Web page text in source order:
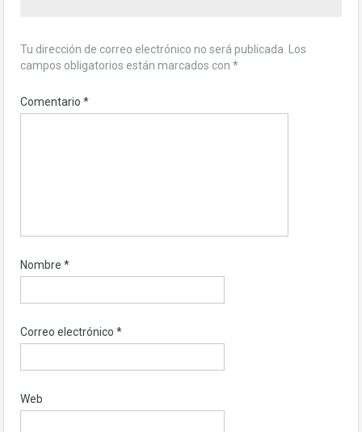
Tu dirección de correo electrónico no será publicada.
Los
campos obligatorios están marcados con *
Comentario *
Nombre *
Correo electrónico *
Web